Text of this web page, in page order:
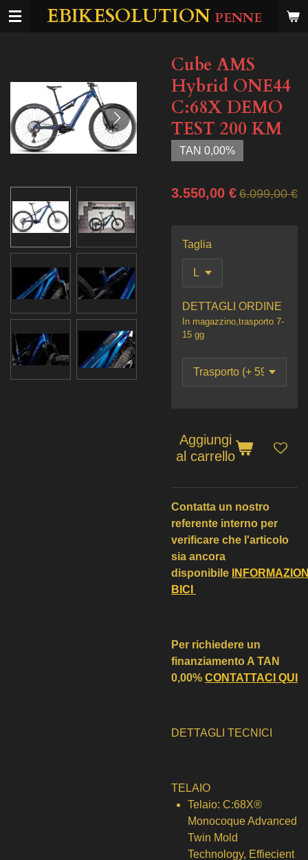
Vai
EBIKESOLUTION PENNE
Cube AMS
Hybrid ONE44
C:68X DEMO
TEST 200 KM
TAN 0,00%
3.550,00 € 6.099,00 €
Taglia
DETTAGLI ORDINE
In magazzino,trasporto 7-
15 gg
Aggiungi
al carrello
Contatta un nostro
referente interno per
verificare che l'articolo
sia ancora
disponibile
BICI
Per richiedere un
finanziamento A TAN
0,00% CONTATTACI QUI
DETTAGLI TECNICI
TELAIO
Telaio: C:68X®
Monocoque Advanced
Twin Mold
Technology, Effiecient